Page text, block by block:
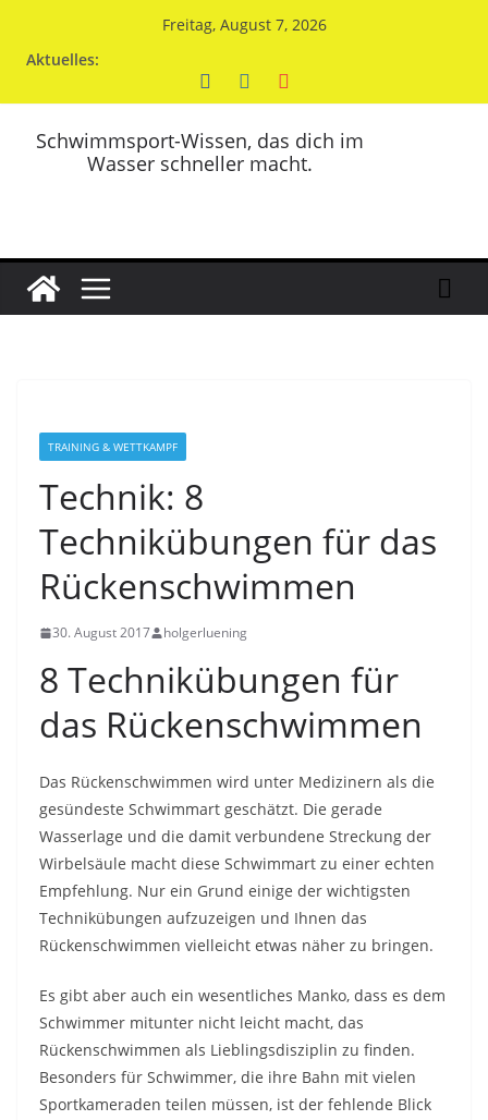
Freitag, August 7, 2026
Aktuelles:
Schwimmsport-Wissen, das dich im
Wasser schneller macht.
TRAINING & WETTKAMPF
Technik: 8
Technikübungen für das
Rückenschwimmen
30. August 2017 holgerluening
8 Technikübungen für
das Rückenschwimmen
Das Rückenschwimmen wird unter Medizinern als die
gesündeste Schwimmart geschätzt. Die gerade
Wasserlage und die damit verbundene Streckung der
Wirbelsäule macht diese Schwimmart zu einer echten
Empfehlung. Nur ein Grund einige der wichtigsten
Technikübungen aufzuzeigen und Ihnen das
Rückenschwimmen vielleicht etwas näher zu bringen.
Es gibt aber auch ein wesentliches Manko, dass es dem
Schwimmer mitunter nicht leicht macht, das
Rückenschwimmen als Lieblingsdisziplin zu finden.
Besonders für Schwimmer, die ihre Bahn mit vielen
Sportkameraden teilen müssen, ist der fehlende Blick